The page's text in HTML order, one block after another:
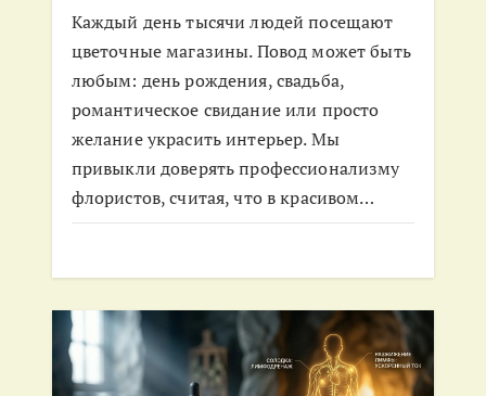
Каждый день тысячи людей посещают
цветочные магазины. Повод может быть
любым: день рождения, свадьба,
романтическое свидание или просто
желание украсить интерьер. Мы
привыкли доверять профессионализму
флористов, считая, что в красивом…